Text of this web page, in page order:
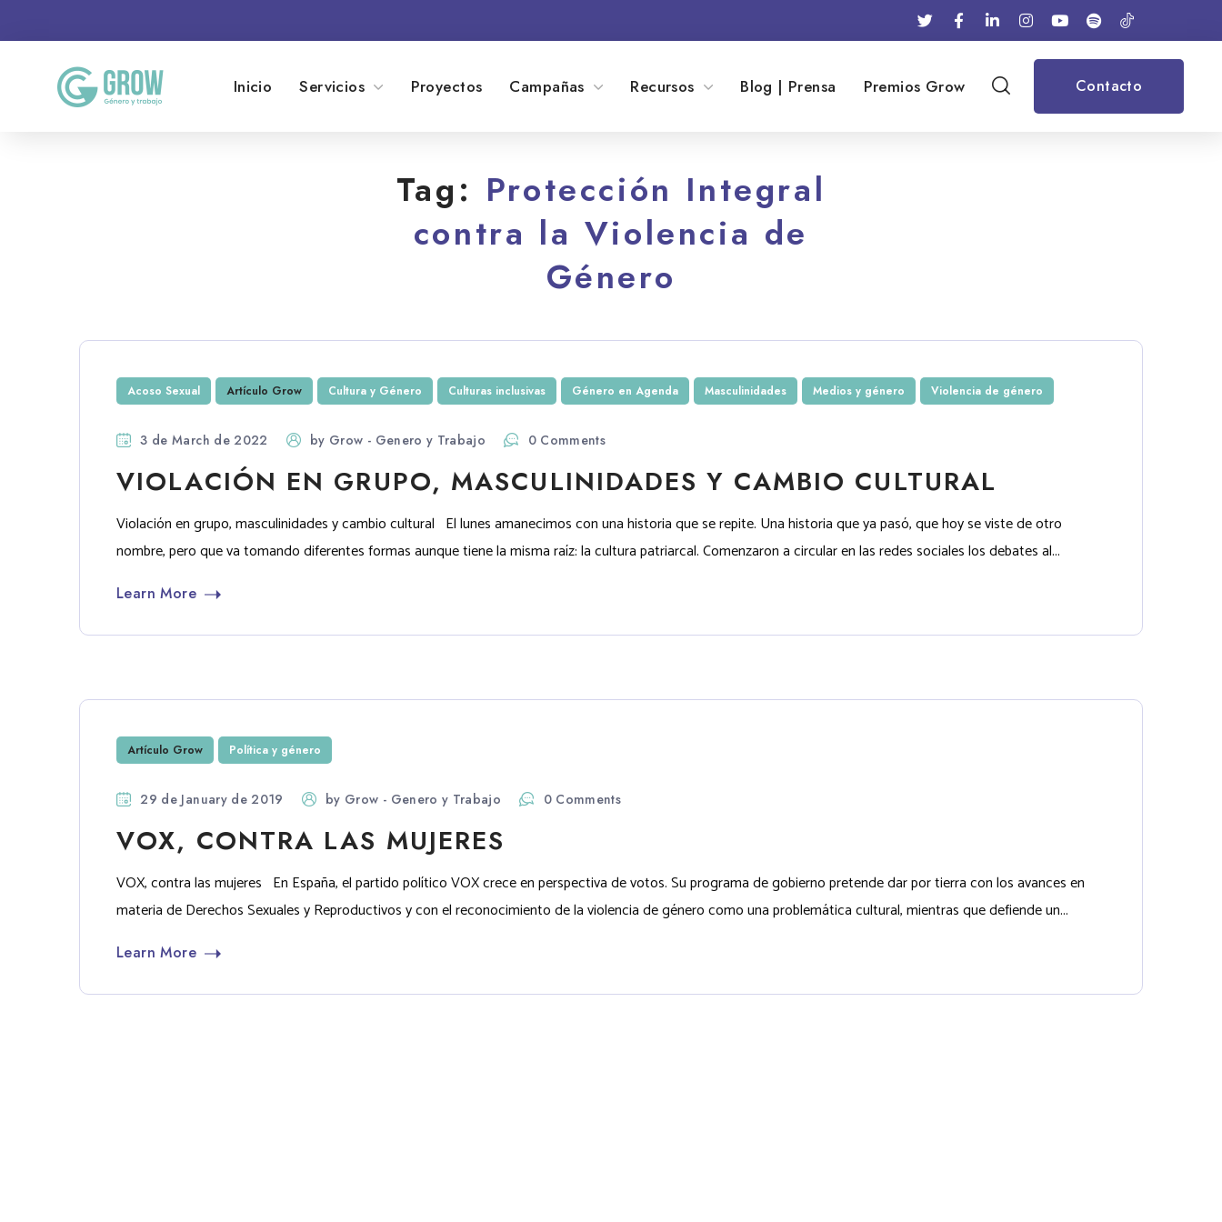
Inicio Servicios Proyectos Campañas Recursos Blog | Prensa Premios Grow Contacto
Tag: Protección Integral
contra la Violencia de
Género
Acoso Sexual Artículo Grow Cultura y Género Culturas inclusivas Género en Agenda Masculinidades Medios y género Violencia de género
3 de March de 2022 by Grow - Genero y Trabajo 0 Comments
VIOLACIÓN EN GRUPO, MASCULINIDADES Y CAMBIO CULTURAL
Violación en grupo, masculinidades y cambio cultural El lunes amanecimos con una historia que se repite. Una historia que ya pasó, que hoy se viste de otro
nombre, pero que va tomando diferentes formas aunque tiene la misma raíz: la cultura patriarcal. Comenzaron a circular en las redes sociales los debates al...
Learn More
Artículo Grow Política y género
29 de January de 2019 by Grow - Genero y Trabajo 0 Comments
VOX, CONTRA LAS MUJERES
VOX, contra las mujeres En España, el partido político VOX crece en perspectiva de votos. Su programa de gobierno pretende dar por tierra con los avances en
materia de Derechos Sexuales y Reproductivos y con el reconocimiento de la violencia de género como una problemática cultural, mientras que defiende un...
Learn More